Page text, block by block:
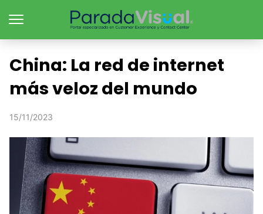
China: La red de internet
más veloz del mundo
15/11/2023